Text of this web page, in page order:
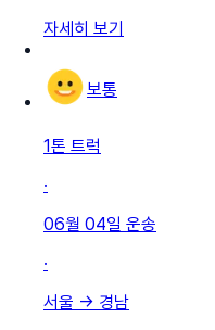
자세히 보기
보통
1톤 트럭
·
06월 04일 운송
·
서울 → 경남